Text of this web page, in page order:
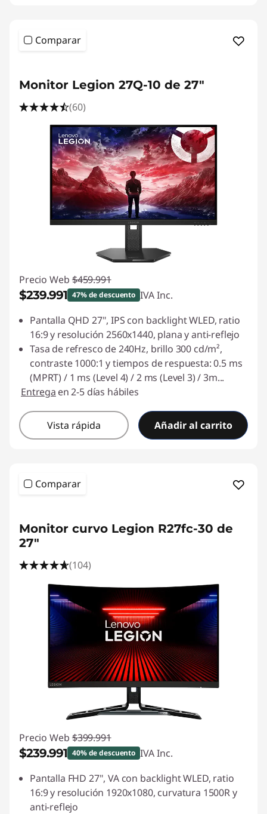
Comparar
Monitor Legion 27Q-10 de 27"
(60)
Precio Web $459.991
$239.991 47% de descuento IVA Inc.
Ahorros instantáneos :-$220.000
Pantalla QHD 27", IPS con backlight WLED, ratio
16:9 y resolución 2560x1440, plana y anti-reflejo
Tasa de refresco de 240Hz, brillo 300 cd/m²,
contraste 1000:1 y tiempos de respuesta: 0.5 ms
(MPRT) / 1 ms (Level 4) / 2 ms (Level 3) / 3m...
Entrega en 2-5 días hábiles
Vista rápida Añadir al carrito
Comparar
Monitor curvo Legion R27fc-30 de
27"
(104)
Precio Web $399.991
$239.991 40% de descuento IVA Inc.
Ahorros instantáneos :-$160.000
Pantalla FHD 27", VA con backlight WLED, ratio
16:9 y resolución 1920x1080, curvatura 1500R y
anti-reflejo